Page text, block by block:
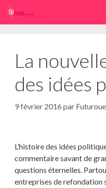
Aller
au
La
des idées
9 février 2016 par
L’histoire des idées
commentaire savant de
questions éternelles.
entreprises de refondation